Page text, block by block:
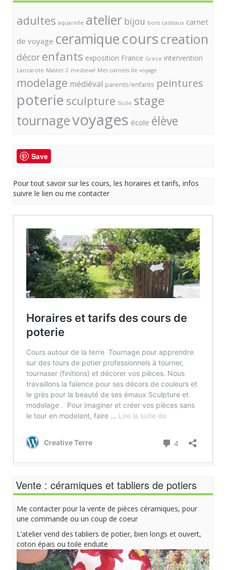
adultes aquarelle atelier bijou bons cadeaux carnet
de voyage ceramiquecourscreation
décor enfants exposition France Grece intervention
Lanzarote Master 2 medieval Mes carnets de voyage
modelage médiéval parents/enfants peintures
poterie sculpture Sicile stage
tournagevoyages école élève
Save
Pour tout savoir sur les cours, les horaires et tarifs, infos
suivre le lien ou me contacter
Vente : céramiques et tabliers de potiers
Me contacter pour la vente de pièces céramiques, pour
une commande ou un coup de coeur
L’atelier vend des tabliers de potier, bien longs et ouvert,
coton épais ou toile enduite